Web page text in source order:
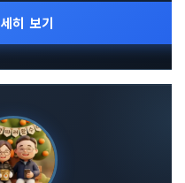
금융 브리핑 채널입니다.
히 보기